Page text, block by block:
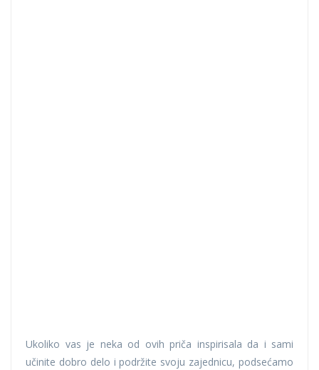
Ukoliko vas je neka od ovih priča inspirisala da i sami
učinite dobro delo i podržite svoju zajednicu, podsećamo